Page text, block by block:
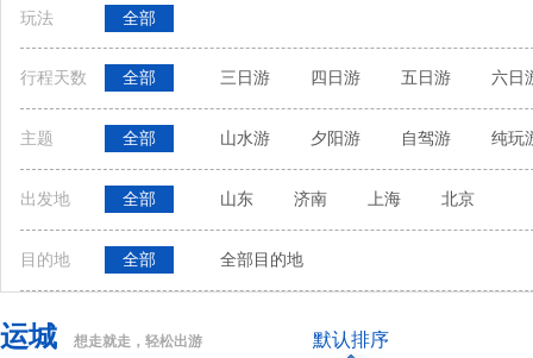
玩法 全部
行程天数 全部 三日游 四日游 五日游 六日
主题 全部 山水游 夕阳游 自驾游 纯玩
出发地 全部 山东 济南 上海 北京
目的地 全部 全部目的地
运城 想走就走，轻松出游 默认排序